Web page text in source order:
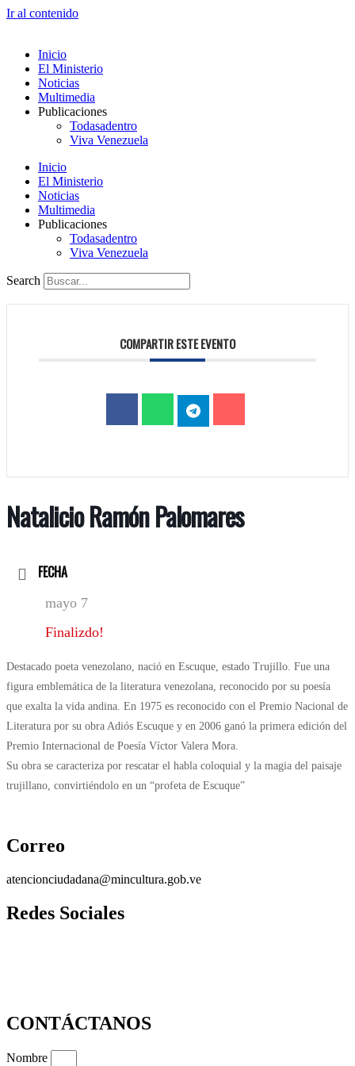
Ir al contenido
Inicio
El Ministerio
Noticias
Multimedia
Publicaciones
Todasadentro
Viva Venezuela
Inicio
El Ministerio
Noticias
Multimedia
Publicaciones
Todasadentro
Viva Venezuela
Search
COMPARTIR ESTE EVENTO
Natalicio Ramón Palomares
FECHA
mayo 7
Finalizdo!
Destacado poeta venezolano, nació en Escuque, estado Trujillo. Fue una
figura emblemática de la literatura venezolana, reconocido por su poesía
que exalta la vida andina. En 1975 es reconocido con el Premio Nacional de
Literatura por su obra Adiós Escuque y en 2006 ganó la primera edición del
Premio Internacional de Poesía Víctor Valera Mora.
Su obra se caracteriza por rescatar el habla coloquial y la magia del paisaje
trujillano, convirtiéndolo en un “profeta de Escuque”
Correo
atencionciudadana@mincultura.gob.ve
Redes Sociales
CONTÁCTANOS
Nombre